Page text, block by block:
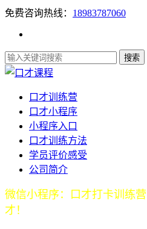
免费咨询热线： 18983787060
口才训练营
口才小程序
小程序入口
口才训练方法
学员评价感受
公司简介
微信小程序：口才打卡训练
才！